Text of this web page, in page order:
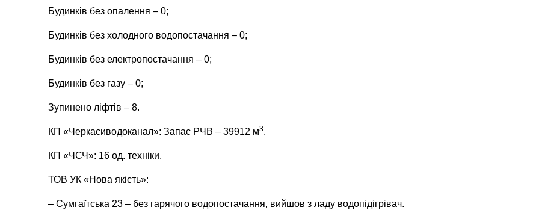
Будинків без опалення – 0;
Будинків без холодного водопостачання – 0;
Будинків без електропостачання – 0;
Будинків без газу – 0;
Зупинено ліфтів – 8.
КП «Черкасиводоканал»: Запас РЧВ – 39912 м3.
КП «ЧСЧ»: 16 од. техніки.
ТОВ УК «Нова якість»:
– Сумгаїтська 23 – без гарячого водопостачання, вийшов з ладу водопідігрівач.